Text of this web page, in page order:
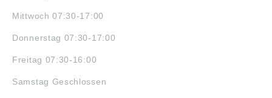
Mittwoch 07:30-17:00
Donnerstag 07:30-17:00
Freitag 07:30-16:00
Samstag Geschlossen